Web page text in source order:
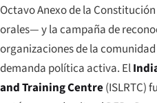
Octavo Anexo de la
orales— y la campaña de
organizaciones de la
demanda política activa. El
and Training Centre(ISLRTC)